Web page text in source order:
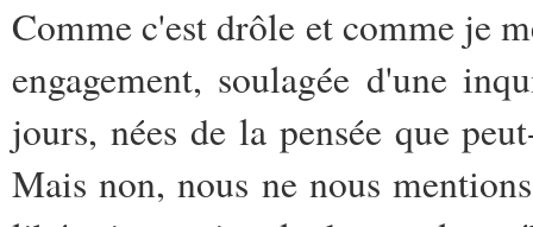
Comme c'est drôle et comme je
engagement, soulagée d'une
jours, nées de la pensée que
Mais non, nous ne nous